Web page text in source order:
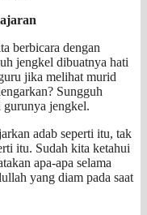
berbicara dengan
jengkel dibuatnya hati
jika melihat murid
Sungguh
gurunya jengkel.
adab seperti itu, tak
itu. Sudah kita ketahui
apa-apa selama
yang diam pada saat